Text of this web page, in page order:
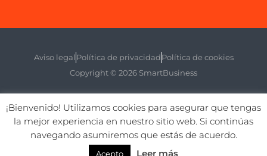
Aviso legal Política de privacidadPolítica de cookies
Copyright © 2026 SmartBusiness
Aviso legal Política de privacidad
Política de cookies
Copyright © 2026 SmartBusiness
¡Bienvenido! Utilizamos cookies para asegurar que tengas
la mejor experiencia en nuestro sitio web. Si continúas
navegando asumiremos que estás de acuerdo.
Acepto Leer más